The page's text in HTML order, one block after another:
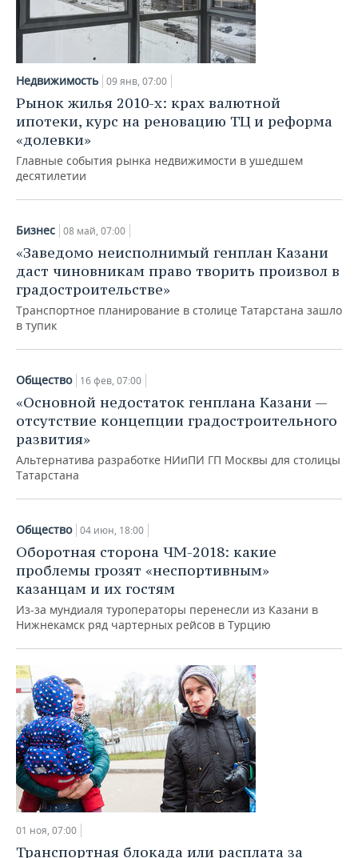
Недвижимость 09 янв, 07:00
Рынок жилья 2010-х: крах валютной
ипотеки, курс на реновацию ТЦ и реформа
«долевки»
Главные события рынка недвижимости в ушедшем
десятилетии
Бизнес 08 май, 07:00
«Заведомо неисполнимый генплан Казани
даст чиновникам право творить произвол в
градостроительстве»
Транспортное планирование в столице Татарстана зашло
в тупик
Общество 16 фев, 07:00
«Основной недостаток генплана Казани —
отсутствие концепции градостроительного
развития»
Альтернатива разработке НИиПИ ГП Москвы для столицы
Татарстана
Общество 04 июн, 18:00
Оборотная сторона ЧМ-2018: какие
проблемы грозят «неспортивным»
казанцам и их гостям
Из-за мундиаля туроператоры перенесли из Казани в
Нижнекамск ряд чартерных рейсов в Турцию
01 ноя, 07:00
Транспортная блокада или расплата за